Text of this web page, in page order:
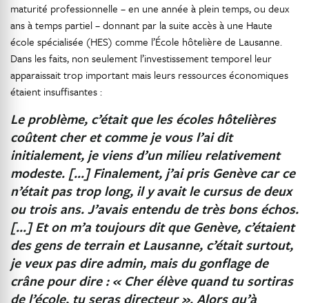
maturité professionnelle – en une année à plein temps, ou deux
ans à temps partiel – donnant par la suite accès à une Haute
école spécialisée (HES) comme l’École hôtelière de Lausanne.
Dans les faits, non seulement l’investissement temporel leur
apparaissait trop important mais leurs ressources économiques
étaient insuffisantes :
Le problème, c’était que les écoles hôtelières
coûtent cher et comme je vous l’ai dit
initialement, je viens d’un milieu relativement
modeste. […] Finalement, j’ai pris Genève car ce
n’était pas trop long, il y avait le cursus de deux
ou trois ans. J’avais entendu de très bons échos.
[…] Et on m’a toujours dit que Genève, c’étaient
des gens de terrain et Lausanne, c’était surtout,
je veux pas dire admin, mais du gonflage de
crâne pour dire : « Cher élève quand tu sortiras
de l’école, tu seras directeur ». Alors qu’à